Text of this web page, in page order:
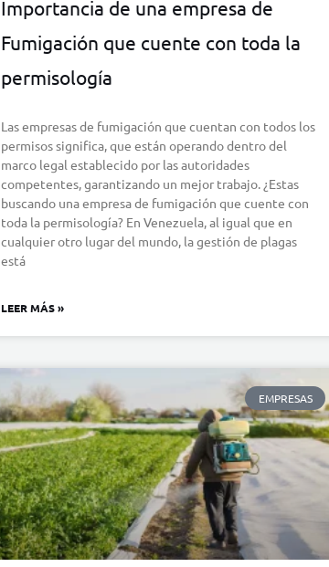
Importancia de una empresa de
Fumigación que cuente con toda la
permisología
Las empresas de fumigación que cuentan con todos los
permisos significa, que están operando dentro del
marco legal establecido por las autoridades
competentes, garantizando un mejor trabajo. ¿Estas
buscando una empresa de fumigación que cuente con
toda la permisología? En Venezuela, al igual que en
cualquier otro lugar del mundo, la gestión de plagas
está
LEER MÁS »
EMPRESAS